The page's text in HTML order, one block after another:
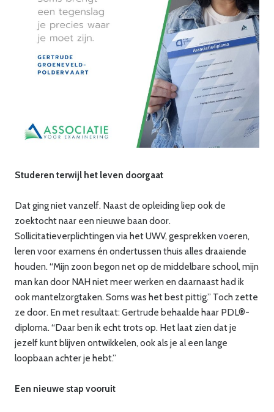
Studeren terwijl het leven doorgaat
Dat ging niet vanzelf. Naast de opleiding liep ook de
zoektocht naar een nieuwe baan door.
Sollicitatieverplichtingen via het UWV, gesprekken voeren,
leren voor examens én ondertussen thuis alles draaiende
houden. “Mijn zoon begon net op de middelbare school, mijn
man kan door NAH niet meer werken en daarnaast had ik
ook mantelzorgtaken. Soms was het best pittig.” Toch zette
ze door. En met resultaat: Gertrude behaalde haar PDL®-
diploma. “Daar ben ik echt trots op. Het laat zien dat je
jezelf kunt blijven ontwikkelen, ook als je al een lange
loopbaan achter je hebt.”
Een nieuwe stap vooruit